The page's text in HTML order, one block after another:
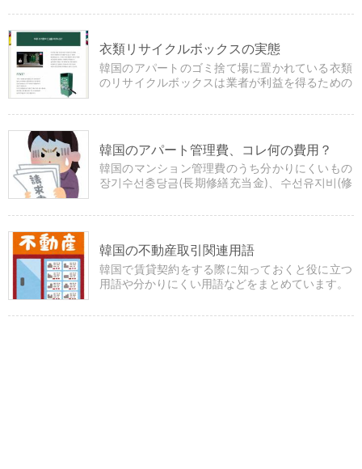
衣類リサイクルボックスの実態
韓国のアパートのゴミ捨て場に置かれている衣類
のリサイクルボックスは業者が利益を得るための
韓国のアパート管理費、コレ何の費用？
韓国のマンション管理費のうち分かりにくいもの
장기수선충당금(長期修繕充当金)、수선유지비(修
韓国の不動産取引関連用語
韓国で賃貸契約をする際に知っておくと役に立つ
用語や分かりにくい用語などをまとめています。